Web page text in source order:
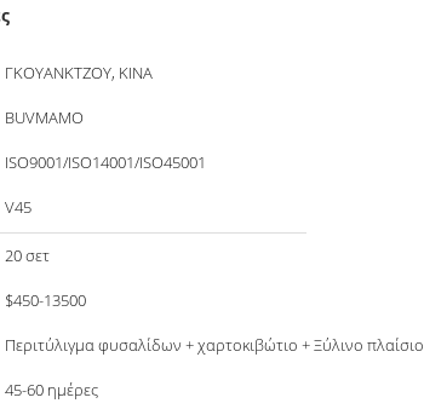
ΓΚΟΥΑΝΚΤΖΟΥ, ΚΙΝΑ
BUVMAMO
ISO9001/ISO14001/ISO45001
V45
20 σετ
$450-13500
Περιτύλιγμα φυσαλίδων + χαρτοκιβώτιο + Ξύλινο πλαίσιο
45-60 ημέρες